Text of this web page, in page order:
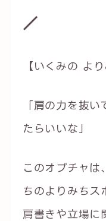
／
【いくみの よ
「肩の力を抜
たらいいな」
このオプチャは
ちのよりみちス
肩書きや立場に